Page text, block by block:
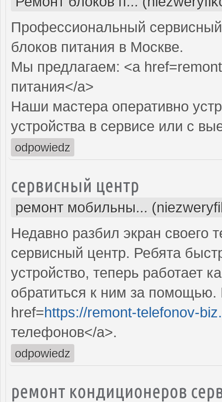
Профессиональный
блоков питания в Москве.
Мы предлагаем: <a
питания</a>
Наши мастера оперативно
устройства в сервисе или с
odpowiedz
сервисный центр
ремонт мобильны...
Недавно разбил экран своего
сервисный центр. Ребята
устройство, теперь работает
обратиться к ним за помощью.
href=https://remont-telefonov-
телефонов</a>.
odpowiedz
ремонт кондиционеров